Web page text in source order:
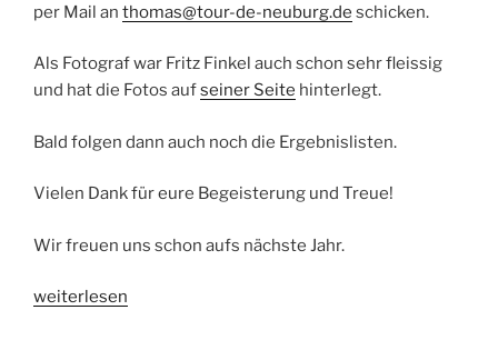
per Mail an thomas@tour-de-neuburg.de schicken.
Als Fotograf war Fritz Finkel auch schon sehr fleissig
und hat die Fotos aufseiner Seite hinterlegt.
Bald folgen dann auch noch die Ergebnislisten.
Vielen Dank für eure Begeisterung und Treue!
Wir freuen uns schon aufs nächste Jahr.
„Nachlese
weiterlesen